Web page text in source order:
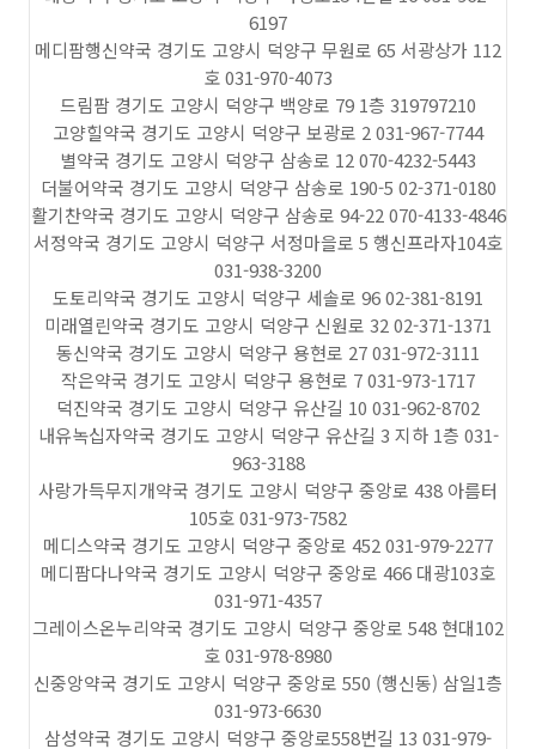
6197
메디팜행신약국 경기도 고양시 덕양구 무원로 65 서광상가 112
호 031-970-4073
드림팜 경기도 고양시 덕양구 백양로 79 1층 319797210
고양힐약국 경기도 고양시 덕양구 보광로 2 031-967-7744
별약국 경기도 고양시 덕양구 삼송로 12 070-4232-5443
더불어약국 경기도 고양시 덕양구 삼송로 190-5 02-371-0180
활기찬약국 경기도 고양시 덕양구 삼송로 94-22 070-4133-4846
서정약국 경기도 고양시 덕양구 서정마을로 5 행신프라자104호
031-938-3200
도토리약국 경기도 고양시 덕양구 세솔로 96 02-381-8191
미래열린약국 경기도 고양시 덕양구 신원로 32 02-371-1371
동신약국 경기도 고양시 덕양구 용현로 27 031-972-3111
작은약국 경기도 고양시 덕양구 용현로 7 031-973-1717
덕진약국 경기도 고양시 덕양구 유산길 10 031-962-8702
내유녹십자약국 경기도 고양시 덕양구 유산길 3 지하 1층 031-
963-3188
사랑가득무지개약국 경기도 고양시 덕양구 중앙로 438 아름터
105호 031-973-7582
메디스약국 경기도 고양시 덕양구 중앙로 452 031-979-2277
메디팜다나약국 경기도 고양시 덕양구 중앙로 466 대광103호
031-971-4357
그레이스온누리약국 경기도 고양시 덕양구 중앙로 548 현대102
호 031-978-8980
신중앙약국 경기도 고양시 덕양구 중앙로 550 (행신동) 삼일1층
031-973-6630
삼성약국 경기도 고양시 덕양구 중앙로558번길 13 031-979-